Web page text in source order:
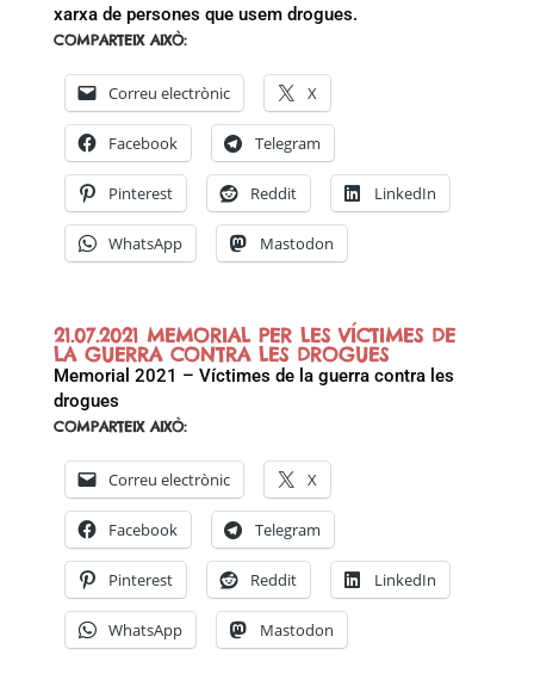
xarxa de persones que usem drogues.
COMPARTEIX AIXÒ:
Correu electrònic X
Facebook Telegram
Pinterest Reddit LinkedIn
WhatsApp Mastodon
21.07.2021 MEMORIAL PER LES VÍCTIMES DE
LA GUERRA CONTRA LES DROGUES
Memorial 2021 – Víctimes de la guerra contra les
drogues
COMPARTEIX AIXÒ:
Correu electrònic X
Facebook Telegram
Pinterest Reddit LinkedIn
WhatsApp Mastodon